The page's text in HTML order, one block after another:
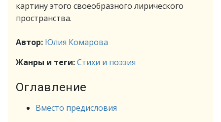
картину этого своеобразного лирического
пространства.
Автор: Юлия Комарова
Жанры и теги:Стихи и поэзия
Оглавление
Вместо предисловия